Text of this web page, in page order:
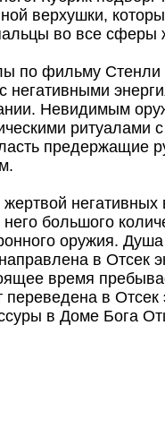
верхушки,
во все сферы
по фильму Стенли
негативными
Невидимым
ритуалами
предержащие
жертвой
большого
оружия.
в Отсек
время
в Отсек
в Доме Бога